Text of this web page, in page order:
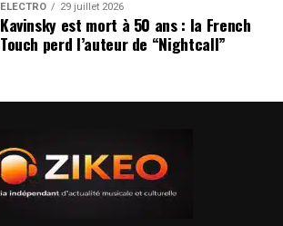
ÉLECTRO 29 juillet 2026
Kavinsky est mort à 50 ans : la French
Touch perd l’auteur de “Nightcall”